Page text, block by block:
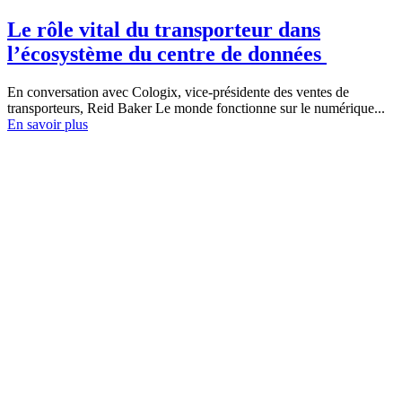
Le rôle vital du transporteur dans
l’écosystème du centre de données
En conversation avec Cologix, vice-présidente des ventes de
transporteurs, Reid Baker Le monde fonctionne sur le numérique...
En savoir plus